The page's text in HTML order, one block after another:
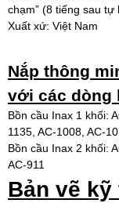
chạm” (8 tiếng sau tự
Xuất xứ: Việt Nam
Nắp thông
với các dòng
Bồn cầu Inax 1 khối:
1135, AC-1008, AC-
Bồn cầu Inax 2 khối:
AC-911
Bản vẽ